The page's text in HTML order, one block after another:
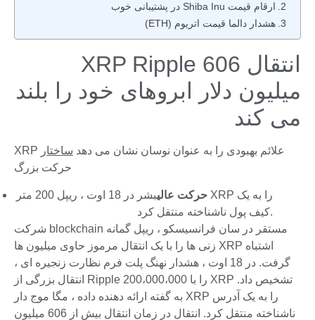
ارقام قیمت Shiba Inu در پشتیبانی خوب
هشدار دالما قیمت اتریوم (ETH)
انتقال XRP Ripple 606
میلیون دلار ابروهای خود را بلند
می کند
XRP علائم بهبودی را به عنوان نوسان نشان می دهد ساختار
حرکت بزرگ
حرکت عالی
بشر در 18 اوت ، ریپل 200 متر XRP را به یک
کیف پول ناشناخته منتقل کرد.
شرکت blockchain مستقر در سان فرانسیسکو ، ریپل گمانه
زنی ها را با یک انتقال مرموز حاوی میلیون ها XRP اشتباه
گرفت. در 18 اوت ، هشدار نهنگ پلت فرم نظارت زنجیره ای ،
انتقال بزرگی از Ripple را با 200،000،000 XRP تشخیص داد.
به گفته ارائه دهنده داده ، مگا موج دار XRP را به یک آدرس
ناشناخته منتقل کرد. انتقال در زمان انتقال بیش از 606 میلیون